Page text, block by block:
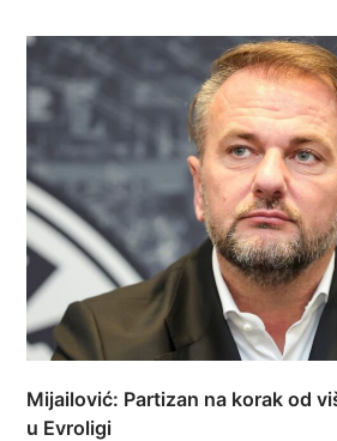
Mijailović: Partizan na korak od
u Evroligi